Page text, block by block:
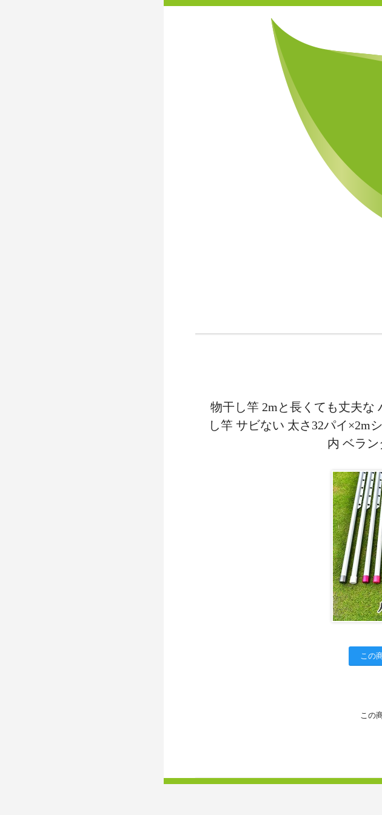
物干し竿 2mと長くても丈夫な
し竿 サビない 太さ32パイ×2m
内 ベラ
この
この